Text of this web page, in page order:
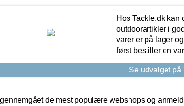
Hos Tackle.dk kan
outdoorartikler i
varer er på lager
først bestiller en
Se udvalget på
de mest populære webshops og